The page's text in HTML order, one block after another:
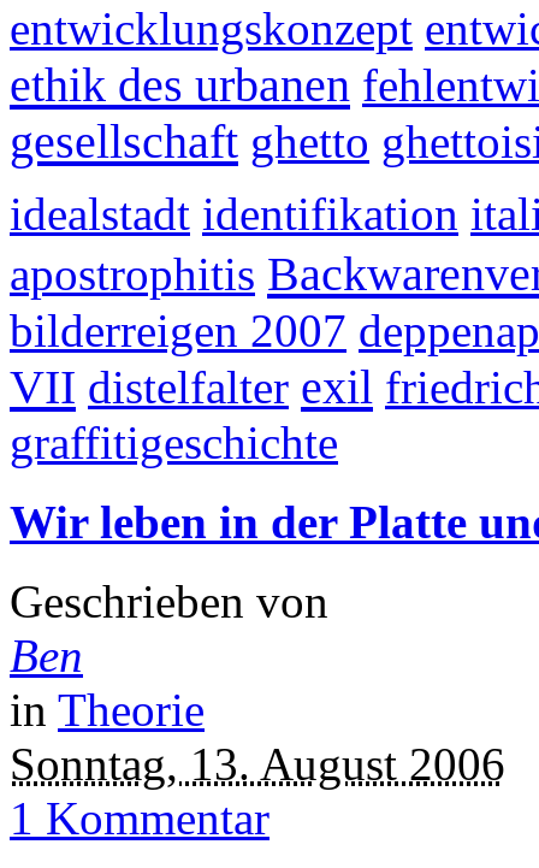
entwicklungskonzept
ethik des urbanen
gesellschaft ghetto
idealstadt identifikation
apostrophitis
bilderreigen 2007
VII distelfalter exil
graffitigeschichte
Wir leben in der Platte
Geschrieben von
Ben
in Theorie
Sonntag, 13. August 2006
1 Kommentar